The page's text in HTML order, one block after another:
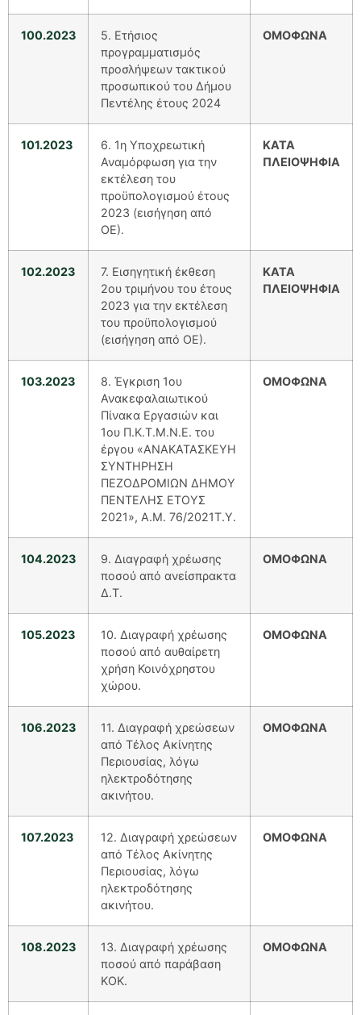
100.2023
5. Ετήσιος
προγραμματισμός
προσλήψεων τακτικού
προσωπικού του Δήμου
Πεντέλης έτους 2024
ΟΜΟΦΩΝΑ
101.2023
6. 1η Υποχρεωτική
Αναμόρφωση για την
εκτέλεση του
προϋπολογισμού έτους
2023 (εισήγηση από
ΟΕ).
ΚΑΤΑ
ΠΛΕΙΟΨΗΦΙΑ
102.2023
7. Εισηγητική έκθεση
2ου τριμήνου του έτους
2023 για την εκτέλεση
του προϋπολογισμού
(εισήγηση από ΟΕ).
ΚΑΤΑ
ΠΛΕΙΟΨΗΦΙΑ
103.2023
8. Έγκριση 1ου
Ανακεφαλαιωτικού
Πίνακα Εργασιών και
1ου Π.Κ.Τ.Μ.Ν.Ε. του
έργου «ΑΝΑΚΑΤΑΣΚΕΥΗ
ΣΥΝΤΗΡΗΣΗ
ΠΕΖΟΔΡΟΜΙΩΝ ΔΗΜΟΥ
ΠΕΝΤΕΛΗΣ ΕΤΟΥΣ
2021», Α.Μ. 76/2021Τ.Υ.
ΟΜΟΦΩΝΑ
104.2023
9. Διαγραφή χρέωσης
ποσού από ανείσπρακτα
Δ.Τ.
ΟΜΟΦΩΝΑ
105.2023
10. Διαγραφή χρέωσης
ποσού από αυθαίρετη
χρήση Κοινόχρηστου
χώρου.
ΟΜΟΦΩΝΑ
106.2023
11. Διαγραφή χρεώσεων
από Τέλος Ακίνητης
Περιουσίας, λόγω
ηλεκτροδότησης
ακινήτου.
ΟΜΟΦΩΝΑ
107.2023
12. Διαγραφή χρεώσεων
από Τέλος Ακίνητης
Περιουσίας, λόγω
ηλεκτροδότησης
ακινήτου.
ΟΜΟΦΩΝΑ
108.2023
13. Διαγραφή χρέωσης
ποσού από παράβαση
ΚΟΚ.
ΟΜΟΦΩΝΑ